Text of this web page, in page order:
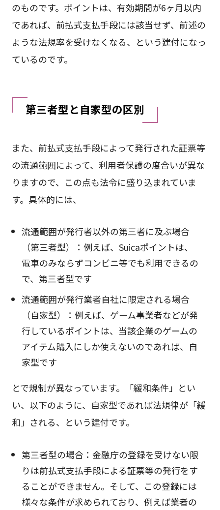
のものです。ポイントは、有効期間が6ヶ月以内
であれば、前払式支払手段には該当せず、前述の
ような法規率を受けなくなる、という建付になっ
ているのです。
第三者型と自家型の区別
また、前払式支払手段によって発行された証票等
の流通範囲によって、利用者保護の度合いが異な
りますので、この点も法令に盛り込まれていま
す。具体的には、
流通範囲が発行者以外の第三者に及ぶ場合
（第三者型）：例えば、Suicaポイントは、
電車のみならずコンビニ等でも利用できるの
で、第三者型です
流通範囲が発行業者自社に限定される場合
（自家型）：例えば、ゲーム事業者などが発
行しているポイントは、当該企業のゲームの
アイテム購入にしか使えないのであれば、自
家型です
とで規制が異なっています。「緩和条件」とい
い、以下のように、自家型であれば法規律が「緩
和」される、という建付です。
第三者型の場合：金融庁の登録を受けない限
りは前払式支払手段による証票等の発行をす
ることができません。そして、この登録には
様々な条件が求められており、例えば業者の